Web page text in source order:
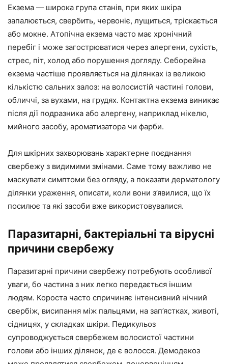
Екзема — широка група станів, при яких шкіра
запалюється, свербить, червоніє, лущиться, тріскається
або мокне. Атопічна екзема часто має хронічний
перебіг і може загострюватися через алергени, сухість,
стрес, піт, холод або порушення догляду. Себорейна
екзема частіше проявляється на ділянках із великою
кількістю сальних залоз: на волосистій частині голови,
обличчі, за вухами, на грудях. Контактна екзема виникає
після дії подразника або алергену, наприклад нікелю,
мийного засобу, ароматизатора чи фарби.
Для шкірних захворювань характерне поєднання
свербежу з видимими змінами. Саме тому важливо не
маскувати симптоми без огляду, а показати дерматологу
ділянки ураження, описати, коли вони з’явилися, що їх
посилює та які засоби вже використовувалися.
Паразитарні, бактеріальні та вірусні
причини свербежу
Паразитарні причини свербежу потребують особливої
уваги, бо частина з них легко передається іншим
людям. Короста часто спричиняє інтенсивний нічний
свербіж, висипання між пальцями, на зап’ястках, животі,
сідницях, у складках шкіри. Педикульоз
супроводжується свербежем волосистої частини
голови або інших ділянок, де є волосся. Демодекоз